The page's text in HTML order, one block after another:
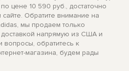
цене 10 590 руб., достаточно
Обратите внимание на
мы продаем только
напрямую из США и
вопросы, обратитесь к
магазина, будем рады